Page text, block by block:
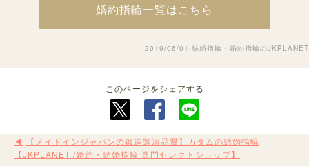
婚約指輪一覧はこちら
2019/06/01 結婚指輪・婚約指輪のJKPLANET
このページをシェアする
【メイドインジャパンの鍛造製法品質】カタムの結婚指輪
【JKPLANET /婚約・結婚指輪 専門セレクトショップ】